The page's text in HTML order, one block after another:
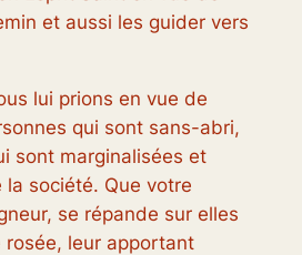
et aussi les guider vers
lui prions en vue de
qui sont sans-abri,
sont marginalisées et
la société. Que votre
se répande sur elles
rosée, leur apportant